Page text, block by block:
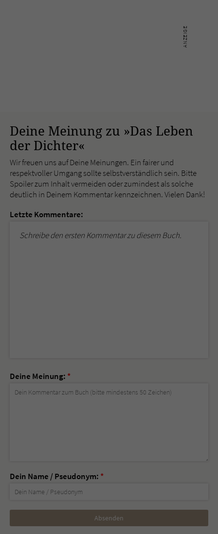
Deine Meinung zu »Das Leben
der Dichter«
Wir freuen uns auf Deine Meinungen. Ein fairer und
respektvoller Umgang sollte selbstverständlich sein. Bitte
Spoiler zum Inhalt vermeiden oder zumindest als solche
deutlich in Deinem Kommentar kennzeichnen. Vielen Dank!
Letzte Kommentare:
Schreibe den ersten Kommentar zu diesem Buch.
Deine Meinung: *
Dein Name / Pseudonym: *
Nicht
ausfüllen!